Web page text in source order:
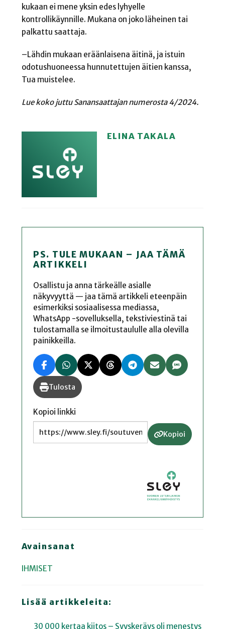
kukaan ei mene yksin edes lyhyelle
kontrollikäynnille. Mukana on joko läheinen tai
palkattu saattaja.
–Lähdin mukaan eräänlaisena äitinä, ja istuin
odotushuoneessa hunnutettujen äitien kanssa,
Tua muistelee.
Lue koko juttu Sanansaattajan numerosta 4/2024.
ELINA TAKALA
PS. TULE MUKAAN – JAA TÄMÄ
ARTIKKELI
Osallistu ja anna tärkeälle asialle
näkyvyyttä — jaa tämä artikkeli eteenpäin
esimerkiksi sosiaalisessa mediassa,
WhatsApp -sovelluksella, tekstiviestinä tai
tulostamalla se ilmoitustaululle alla olevilla
painikkeilla.
Tulosta
Kopioi linkki
Kopioi
Avainsanat
IHMISET
Lisää artikkeleita:
30 000 kertaa kiitos – Syyskeräys oli menestys